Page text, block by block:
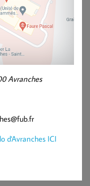
Avranches
d'Avranches ICI